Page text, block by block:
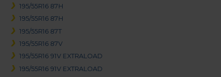
195/55R16 87H
195/55R16 87H
195/55R16 87T
195/55R16 87V
195/55R16 91V EXTRALOAD
195/55R16 91V EXTRALOAD